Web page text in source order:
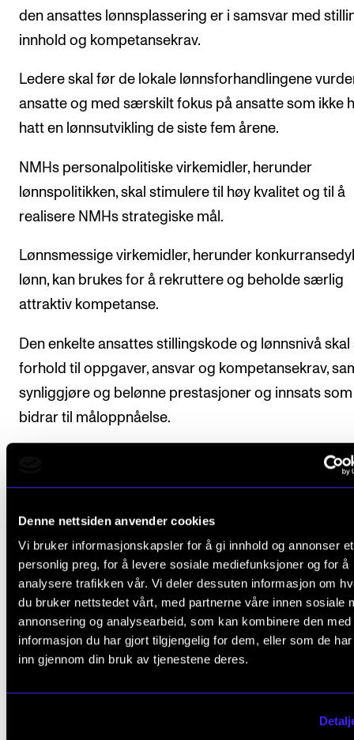
Denne nettsiden anvender cookies
Vi bruker informasjonskapsler for å gi innhold og annonser et
personlig preg, for å levere sosiale mediefunksjoner og for å
analysere trafikken vår. Vi deler dessuten informasjon om
du bruker nettstedet vårt, med partnerne våre innen sosiale
annonsering og analysearbeid, som kan kombinere den med
informasjon du har gjort tilgjengelig for dem, eller som de
inn gjennom din bruk av tjenestene deres.
den ansattes lønnsplassering er i samsvar med
innhold og kompetansekrav.
Ledere skal før de lokale lønnsforhandlingene
ansatte og med særskilt fokus på ansatte som ikke
hatt en lønnsutvikling de siste fem årene.
NMHs personalpolitiske virkemidler, herunder
lønnspolitikken, skal stimulere til høy kvalitet og til å
realisere NMHs strategiske mål.
Lønnsmessige virkemidler, herunder
lønn, kan brukes for å rekruttere og beholde særlig
attraktiv kompetanse.
Den enkelte ansattes stillingskode og lønnsnivå skal
forhold til oppgaver, ansvar og kompetansekrav,
synliggjøre og belønne prestasjoner og innsats som
bidrar til måloppnåelse.
Lønnsopprykk i lokale lønnsforhandlinger skjer i
Strukturelle og gruppevise hensyn, behov for å
urimelige og utilsiktede lønnsmessige forskjeller og
relevante begrunnelser skal også inngå i
Det skal aktivt arbeides for å forhindre
betinget av kjønn, alder og etnisitet.